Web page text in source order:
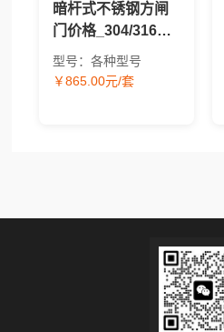
暗杆式不锈钢方闸
门价格_304/316方
形水工闸门现货供
应
型号：各种型号
￥865.00元/套